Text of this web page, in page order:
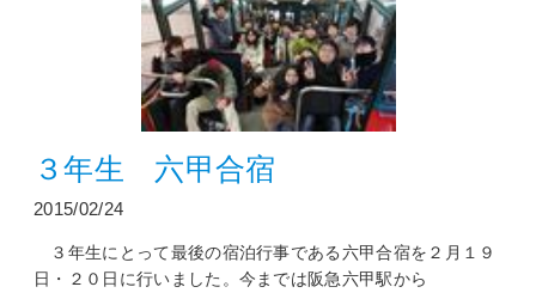
３年生 六甲合宿
2015/02/24
３年生にとって最後の宿泊行事である六甲合宿を２月１９
日・２０日に行いました。今までは阪急六甲駅から